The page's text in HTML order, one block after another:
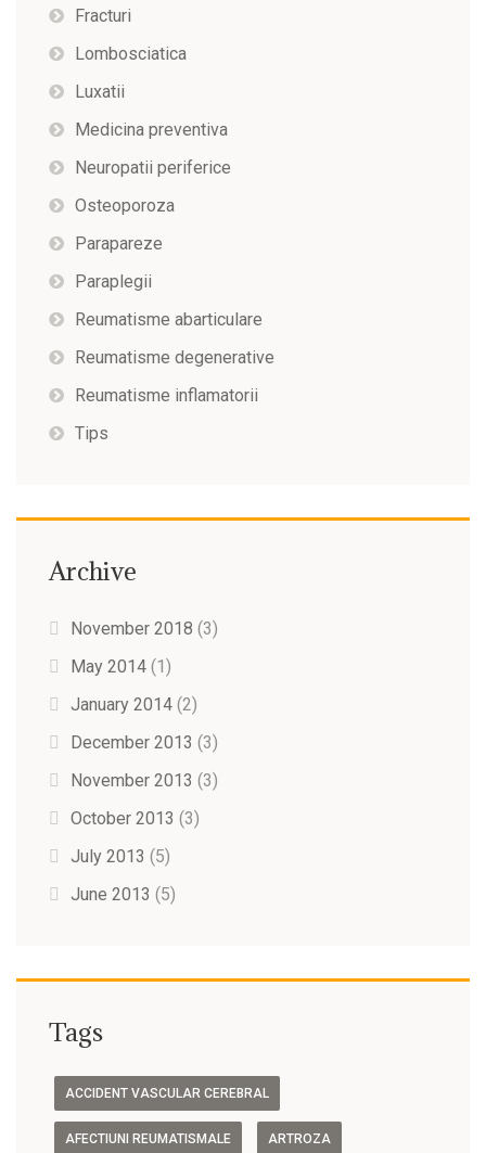
Fracturi
Lombosciatica
Luxatii
Medicina preventiva
Neuropatii periferice
Osteoporoza
Parapareze
Paraplegii
Reumatisme abarticulare
Reumatisme degenerative
Reumatisme inflamatorii
Tips
Archive
November 2018 (3)
May 2014 (1)
January 2014 (2)
December 2013 (3)
November 2013 (3)
October 2013 (3)
July 2013 (5)
June 2013 (5)
Tags
ACCIDENT VASCULAR CEREBRAL
AFECTIUNI REUMATISMALE ARTROZA